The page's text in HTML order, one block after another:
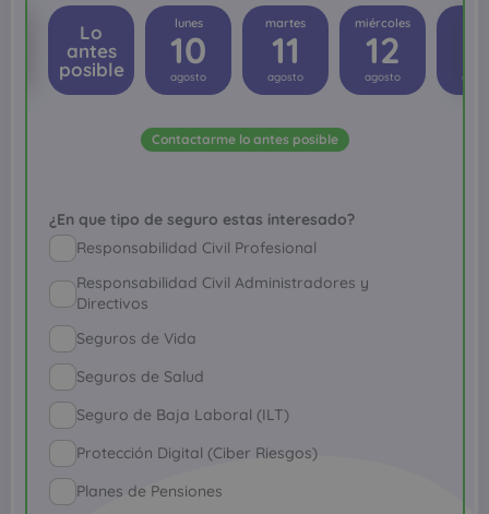
Lo
antes
posible
lunes
10
agosto
martes
11
agosto
miércoles
12
agosto
Contactarme lo antes posible
¿En que tipo de seguro estas interesado?
Responsabilidad Civil Profesional
Responsabilidad Civil Administradores y
Directivos
Seguros de Vida
Seguros de Salud
Seguro de Baja Laboral (ILT)
Protección Digital (Ciber Riesgos)
Planes de Pensiones